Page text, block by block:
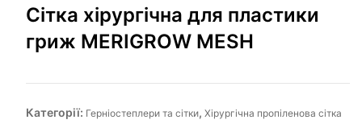
Сітка хірургічна для пластики
гриж MERIGROW MESH
Категорії: Герніостеплери та сітки, Хірургічна пропіленова сітка